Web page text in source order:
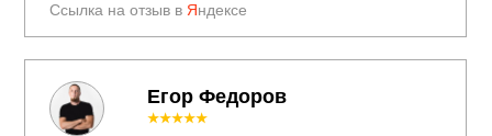
Ссылка на отзыв в Яндексе
Егор Федоров
★★★★★